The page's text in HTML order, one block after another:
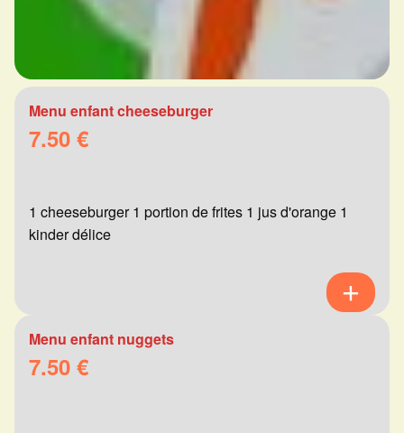
Menu enfant cheeseburger
7.50 €
1 cheeseburger 1 portion de frites 1 jus d'orange 1
kinder délice
Menu enfant nuggets
7.50 €